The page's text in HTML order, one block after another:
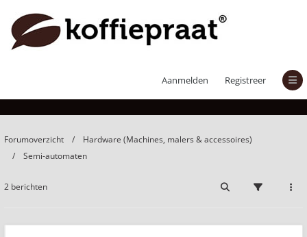
Aanmelden Registreer
Forumoverzicht
Hardware (Machines, malers & accessoires)
Semi-automaten
2 berichten